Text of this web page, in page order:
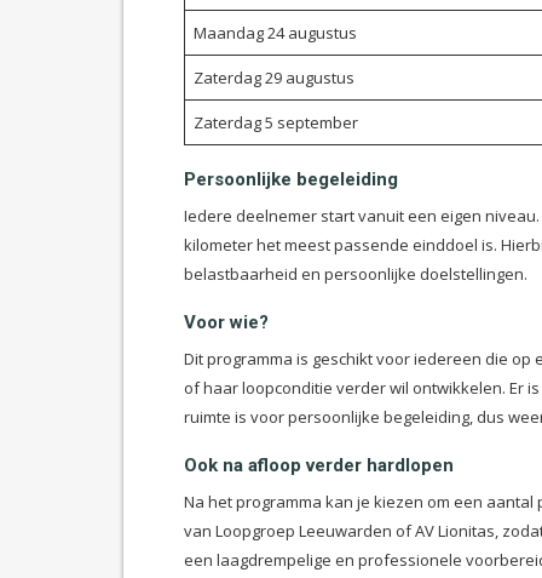
Maandag 24 augustus
Zaterdag 29 augustus
Zaterdag 5 september
Persoonlijke begeleiding
Iedere deelnemer start vanuit een eigen
kilometer het meest passende einddoel is.
belastbaarheid en persoonlijke doelstellingen.
Voor wie?
Dit programma is geschikt voor iedereen die
of haar loopconditie verder wil ontwikkelen. Er
ruimte is voor persoonlijke begeleiding, dus
Ook na afloop verder hardlopen
Na het programma kan je kiezen om een
van Loopgroep Leeuwarden of AV Lionitas,
een laagdrempelige en professionele